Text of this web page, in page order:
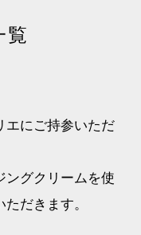
覧
エにご持参いただ
ングクリームを使
だきます。